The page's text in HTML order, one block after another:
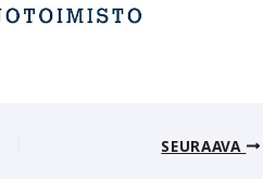
SEURAAVA